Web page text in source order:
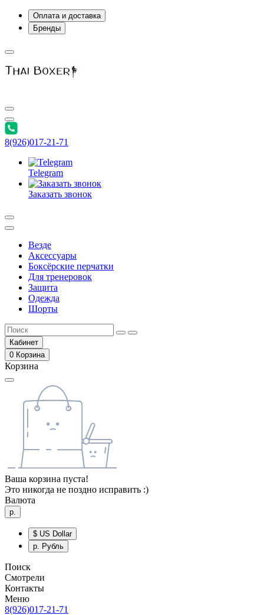
Оплата и доставка
Бренды
8(926)017-21-71
Telegram
Заказать звонок
Везде
Аксессуары
Боксёрские перчатки
Для тренеровок
Защита
Одежда
Шорты
Кабинет
0 Корзина
Корзина
Ваша корзина пуста!
Это никогда не поздно исправить :)
Валюта
р.
$ US Dollar
р. Рубль
Поиск
Смотрели
Контакты
Меню
8(926)017-21-71